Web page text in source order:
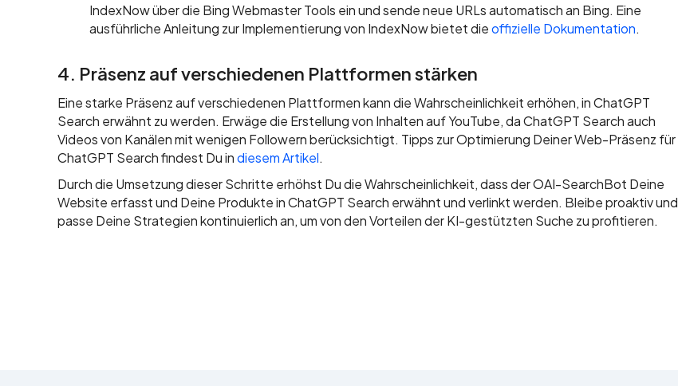
IndexNow über die Bing Webmaster Tools ein und sende neue URLs automatisch an Bing. Eine
ausführliche Anleitung zur Implementierung von IndexNow bietet dieoffizielle Dokumentation.
4. Präsenz auf verschiedenen Plattformen stärken
Eine starke Präsenz auf verschiedenen Plattformen kann die Wahrscheinlichkeit erhöhen, in ChatGPT
Search erwähnt zu werden. Erwäge die Erstellung von Inhalten auf YouTube, da ChatGPT Search auch
Videos von Kanälen mit wenigen Followern berücksichtigt. Tipps zur Optimierung Deiner Web-Präsenz für
ChatGPT Search findest Du indiesem Artikel.
Durch die Umsetzung dieser Schritte erhöhst Du die Wahrscheinlichkeit, dass der OAI-SearchBot Deine
Website erfasst und Deine Produkte in ChatGPT Search erwähnt und verlinkt werden. Bleibe proaktiv und
passe Deine Strategien kontinuierlich an, um von den Vorteilen der KI-gestützten Suche zu profitieren.